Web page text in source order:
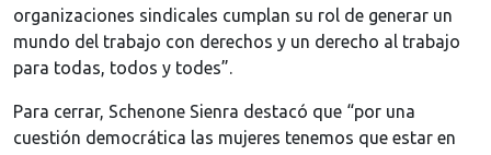
organizaciones sindicales cumplan su rol de generar un
mundo del trabajo con derechos y un derecho al trabajo
para todas, todos y todes”.
Para cerrar, Schenone Sienra destacó que “por una
cuestión democrática las mujeres tenemos que estar en